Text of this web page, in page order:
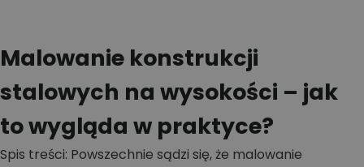
Malowanie konstrukcji
stalowych na wysokości – jak
to wygląda w praktyce?
Spis treści: Powszechnie sądzi się, że malowanie